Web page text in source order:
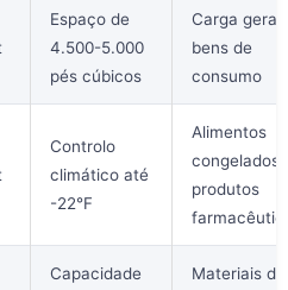
Espaço de
4.500-5.000
pés cúbicos
Carga geral,
bens de
consumo
Controlo
climático até
-22°F
Alimentos
congelados,
produtos
Capacidade
Materiais de